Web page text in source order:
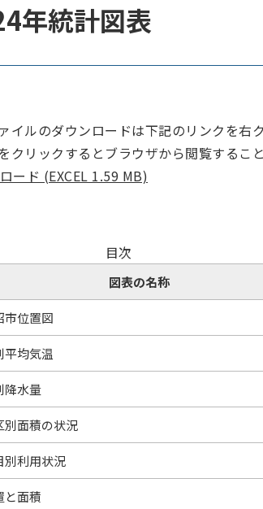
年統計図表
イルのダウンロードは下記のリンクを右
クリックするとブラウザから閲覧すること
ード (EXCEL 1.59 MB)
目次
図表の名称
市位置図
平均気温
降水量
別面積の状況
別利用状況
と面積